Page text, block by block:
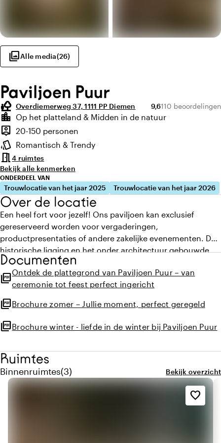
photo_libraryAlle media(26)
Paviljoen Puur
nature_people Overdiemerweg 37, 1111 PP Diemen Gemiddelde
9,6Aantal
110 beoordelingen
Highlights
location_city
Locatie en omgeving
Op het platteland & Midden in de natuur
person_pin
Capaciteit
20-150 personen
style
Sfeer en uitstraling
Romantisch & Trendy
meeting_room4 ruimtes
Bekijk alle kenmerken
ONDERDEEL VAN
Trouwlocatie van het jaar 2025 Trouwlocatie van het jaar 2026
Over de locatie
Een heel fort voor jezelf! Ons paviljoen kan exclusief
gereserveerd worden voor vergaderingen,
productpresentaties of andere zakelijke evenementen. De
historische ligging en het onder architectuur gebouwde
paviljoen maken het een ideale locatie voor zakelijke
bijeenkomsten. Dichtbij de stad en toch midden in de
natuur, een inspirerende plek om de aandacht te vestigen
op wat op dat moment belangrijk is. En kan de teamspirit
wel een upgrade gebruiken? Het omliggende terrein is
geschikt voor zowel mentale als sportieve activiteiten.
Documenten
picture_as_pdfOntdek de plattegrond van Paviljoen Puur – van
ceremonie tot feest perfect ingericht
picture_as_pdfBrochure zomer – Jullie moment, perfect geregeld
picture_as_pdfBrochure winter - liefde in de winter bij Paviljoen Puur
Ruimtes
Binnenruimtes
Aantal binnenruimtes: 3
(3) Bekijk overzicht
favorite_border